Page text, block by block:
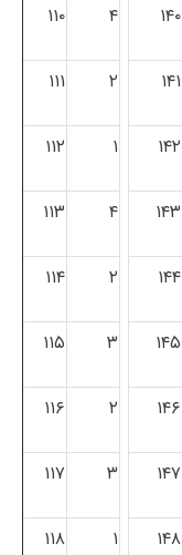
۱۴۰ ۴ ۱۱۰
۱۴۱ ۲ ۱۱۱
۱۴۲ ۱ ۱۱۲
۱۴۳ ۴ ۱۱۳
۱۴۴ ۲ ۱۱۴
۱۴۵ ۳ ۱۱۵
۱۴۶ ۲ ۱۱۶
۱۴۷ ۳ ۱۱۷
۱۴۸ ۱ ۱۱۸